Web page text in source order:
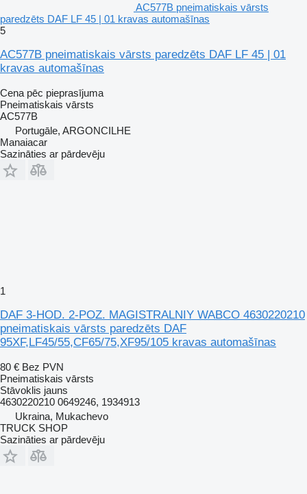
AC577B pneimatiskais vārsts
paredzēts DAF LF 45 | 01 kravas automašīnas
5
AC577B pneimatiskais vārsts paredzēts DAF LF 45 | 01
kravas automašīnas
Cena pēc pieprasījuma
Pneimatiskais vārsts
AC577B
Portugāle, ARGONCILHE
Manaiacar
Sazināties ar pārdevēju
1
DAF 3-HOD. 2-POZ. MAGISTRALNIY WABCO 4630220210
pneimatiskais vārsts paredzēts DAF
95XF,LF45/55,CF65/75,XF95/105 kravas automašīnas
80 € Bez PVN
Pneimatiskais vārsts
Stāvoklis jauns
4630220210 0649246, 1934913
Ukraina, Mukachevo
TRUCK SHOP
Sazināties ar pārdevēju